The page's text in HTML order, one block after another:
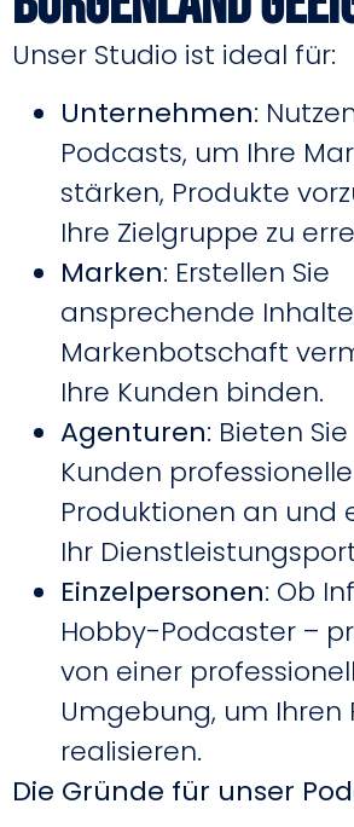
Unser Studio ist ideal für:
Unternehmen:
Podcasts, um Ihre
stärken, Produkte
Ihre Zielgruppe zu
Marken: Erstellen Sie
ansprechende
Markenbotschaft
Ihre Kunden binden.
Agenturen: Bieten
Kunden
Produktionen an und
Ihr
Einzelpersonen: Ob
Hobby-Podcaster –
von einer
Umgebung, um Ihren
realisieren.
Die Gründe für unser